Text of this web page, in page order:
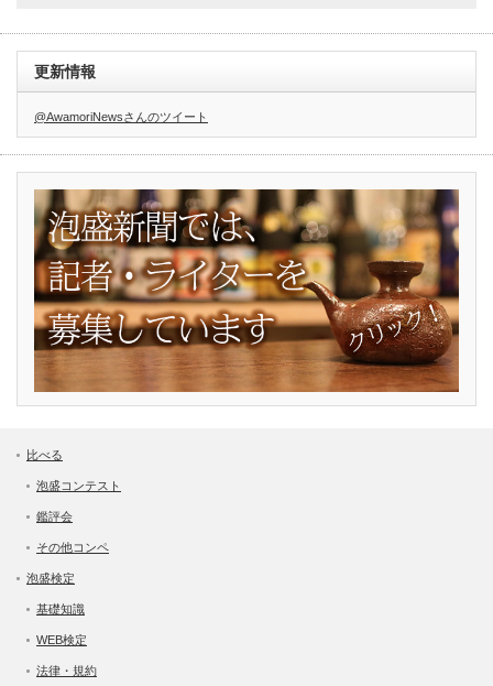
更新情報
@AwamoriNewsさんのツイート
比べる
泡盛コンテスト
鑑評会
その他コンペ
泡盛検定
基礎知識
WEB検定
法律・規約